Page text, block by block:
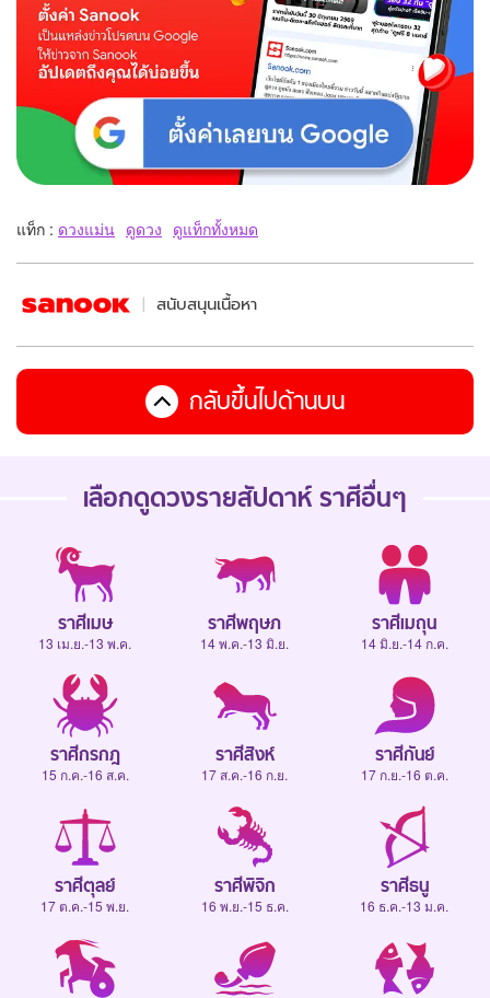
แท็ก : ดวงแม่น ดูดวง ดูแท็กทั้งหมด
สนับสนุนเนื้อหา
กลับขึ้นไปด้านบน
เลือกดูดวงรายสัปดาห์ ราศีอื่นๆ
ราศีเมษ
13 เม.ย.-13 พ.ค.
ราศีพฤษภ
14 พ.ค.-13 มิ.ย.
ราศีเมถุน
14 มิ.ย.-14 ก.ค.
ราศีกรกฎ
15 ก.ค.-16 ส.ค.
ราศีสิงห์
17 ส.ค.-16 ก.ย.
ราศีกันย์
17 ก.ย.-16 ต.ค.
ราศีตุลย์
17 ต.ค.-15 พ.ย.
ราศีพิจิก
16 พ.ย.-15 ธ.ค.
ราศีธนู
16 ธ.ค.-13 ม.ค.